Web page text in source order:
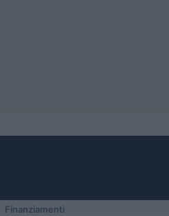
Finanziamenti